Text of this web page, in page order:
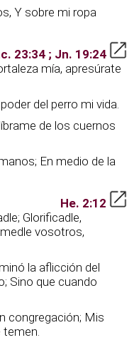
Y sobre mi ropa
23:34 ; Jn. 19:24
mía, apresúrate
del perro mi vida.
de los cuernos
En medio de la
He. 2:12
Glorificadle,
vosotros,
la aflicción del
Sino que cuando
congregación; Mis
temen.